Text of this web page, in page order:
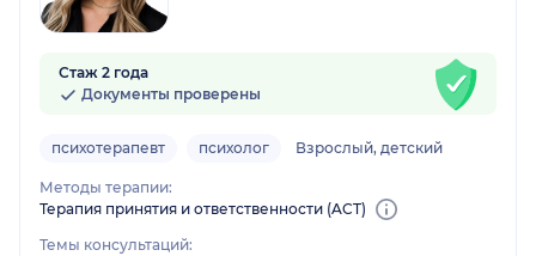
Стаж 2 года
Документы проверены
психотерапевт психолог Взрослый, детский
Методы терапии:
Терапия принятия и ответственности (ACT)
Темы консультаций: